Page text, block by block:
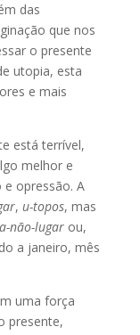
das
que nos
o presente
utopia, esta
e mais
está terrível,
melhor e
opressão. A
, u-topos, mas
não-lugar ou,
a janeiro, mês
uma força
presente,